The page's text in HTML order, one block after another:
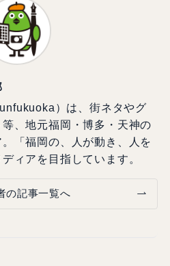
）は、街ネタやグ
、地元福岡・博多・天神の
「福岡の、人が動き、人を
ィアを目指しています。
の記事一覧へ